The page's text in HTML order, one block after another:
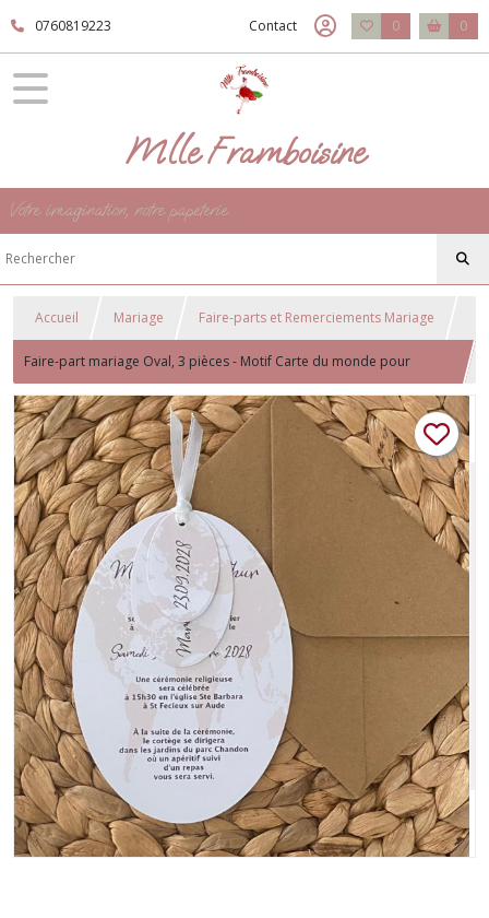
0760819223 Contact 0 0
Mlle Framboisine
Votre imagination, notre papeterie
Accueil Mariage Faire-parts et Remerciements Mariage
Faire-part mariage Oval, 3 pièces - Motif Carte du monde pour
mariage thème Voyage/destination